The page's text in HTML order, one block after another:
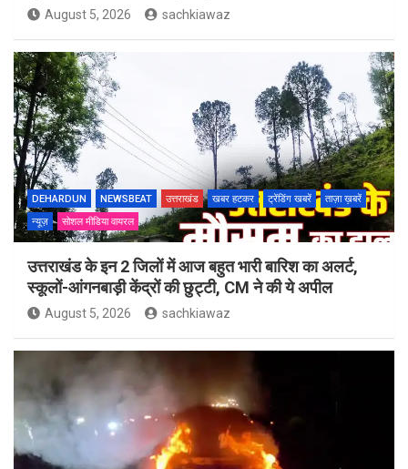
August 5, 2026 sachkiawaz
DEHARDUN NEWSBEAT उत्तराखंड खबर हटकर ट्रेंडिंग खबरें
ताज़ा ख़बरें
न्यूज़
सोशल मीडिया वायरल
उत्तराखंड के इन 2 जिलों में आज बहुत भारी बारिश का अलर्ट,
स्कूलों-आंगनबाड़ी केंद्रों की छुट्टी, CM ने की ये अपील
August 5, 2026 sachkiawaz